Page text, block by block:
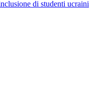
di studenti ucraini